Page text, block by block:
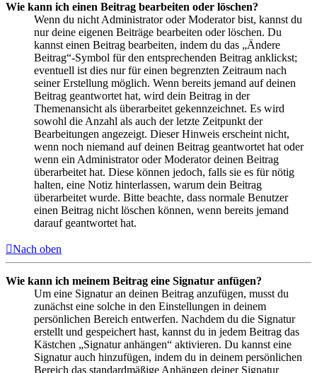
Wie kann ich einen Beitrag bearbeiten oder löschen?
Wenn du nicht Administrator oder Moderator bist, kannst du
nur deine eigenen Beiträge bearbeiten oder löschen. Du
kannst einen Beitrag bearbeiten, indem du das „Ändere
Beitrag“-Symbol für den entsprechenden Beitrag anklickst;
eventuell ist dies nur für einen begrenzten Zeitraum nach
seiner Erstellung möglich. Wenn bereits jemand auf deinen
Beitrag geantwortet hat, wird dein Beitrag in der
Themenansicht als überarbeitet gekennzeichnet. Es wird
sowohl die Anzahl als auch der letzte Zeitpunkt der
Bearbeitungen angezeigt. Dieser Hinweis erscheint nicht,
wenn noch niemand auf deinen Beitrag geantwortet hat oder
wenn ein Administrator oder Moderator deinen Beitrag
überarbeitet hat. Diese können jedoch, falls sie es für nötig
halten, eine Notiz hinterlassen, warum dein Beitrag
überarbeitet wurde. Bitte beachte, dass normale Benutzer
einen Beitrag nicht löschen können, wenn bereits jemand
darauf geantwortet hat.
Nach oben
Wie kann ich meinem Beitrag eine Signatur anfügen?
Um eine Signatur an deinen Beitrag anzufügen, musst du
zunächst eine solche in den Einstellungen in deinem
persönlichen Bereich entwerfen. Nachdem du die Signatur
erstellt und gespeichert hast, kannst du in jedem Beitrag das
Kästchen „Signatur anhängen“ aktivieren. Du kannst eine
Signatur auch hinzufügen, indem du in deinem persönlichen
Bereich das standardmäßige Anhängen deiner Signatur